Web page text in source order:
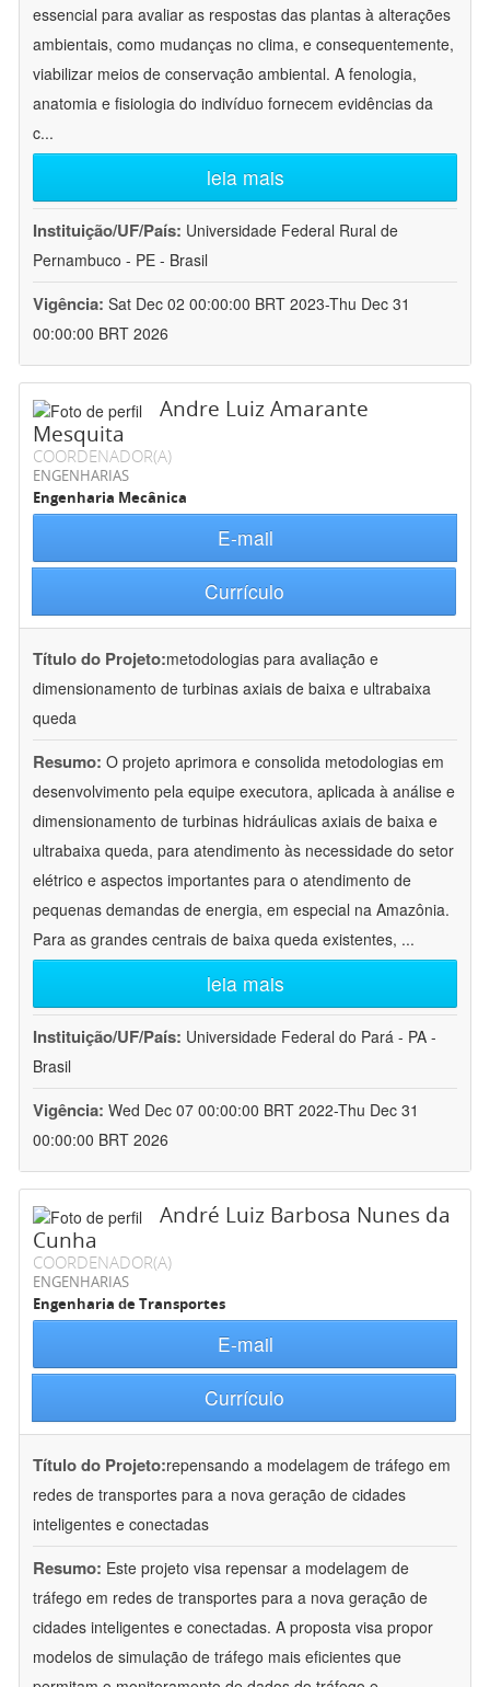
essencial para avaliar as respostas das plantas à alterações
ambientais, como mudanças no clima, e consequentemente,
viabilizar meios de conservação ambiental. A fenologia,
anatomia e fisiologia do indivíduo fornecem evidências da
c...
leia mais
Instituição/UF/País: Universidade Federal Rural de
Pernambuco - PE - Brasil
Vigência: Sat Dec 02 00:00:00 BRT 2023-Thu Dec 31
00:00:00 BRT 2026
Andre Luiz Amarante
Mesquita
COORDENADOR(A)
ENGENHARIAS
Engenharia Mecânica
E-mail
Currículo
Título do Projeto:metodologias para avaliação e
dimensionamento de turbinas axiais de baixa e ultrabaixa
queda
Resumo: O projeto aprimora e consolida metodologias em
desenvolvimento pela equipe executora, aplicada à análise e
dimensionamento de turbinas hidráulicas axiais de baixa e
ultrabaixa queda, para atendimento às necessidade do setor
elétrico e aspectos importantes para o atendimento de
pequenas demandas de energia, em especial na Amazônia.
Para as grandes centrais de baixa queda existentes, ...
leia mais
Instituição/UF/País: Universidade Federal do Pará - PA -
Brasil
Vigência: Wed Dec 07 00:00:00 BRT 2022-Thu Dec 31
00:00:00 BRT 2026
André Luiz Barbosa Nunes da
Cunha
COORDENADOR(A)
ENGENHARIAS
Engenharia de Transportes
E-mail
Currículo
Título do Projeto:repensando a modelagem de tráfego em
redes de transportes para a nova geração de cidades
inteligentes e conectadas
Resumo: Este projeto visa repensar a modelagem de
tráfego em redes de transportes para a nova geração de
cidades inteligentes e conectadas. A proposta visa propor
modelos de simulação de tráfego mais eficientes que